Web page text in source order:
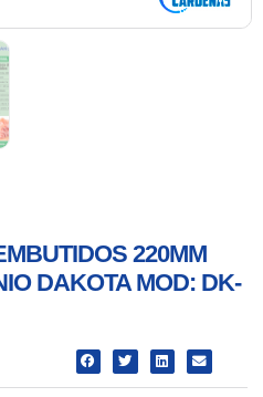
220MM
DAKOTA MOD: DK-